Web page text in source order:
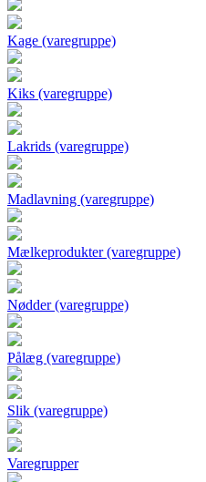
Kage (varegruppe)
Kiks (varegruppe)
Lakrids (varegruppe)
Madlavning (varegruppe)
Mælkeprodukter (varegruppe)
Nødder (varegruppe)
Pålæg (varegruppe)
Slik (varegruppe)
Varegrupper